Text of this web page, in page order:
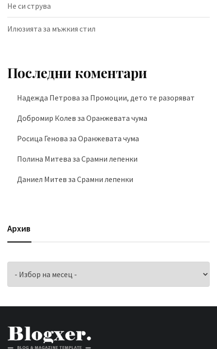
Не си струва
Илюзията за мъжкия стил
Последни коментари
Надежда Петрова за Промоции, дето те разоряват
Добромир Колев за Оранжевата чума
Росица Генова за Оранжевата чума
Полина Митева за Срамни лепенки
Даниел Митев за Срамни лепенки
Архив
Архив